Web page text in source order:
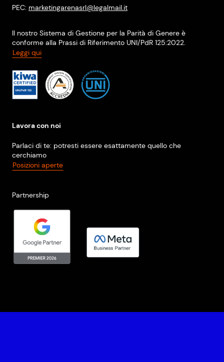
PEC: marketingarenasrl@legalmail.it
Il nostro Sistema di Gestione per la Parità di Genere è
conforme alla Prassi di Riferimento UNI/PdR 125:2022.
Leggi qui
Lavora con noi
Parlaci di te: potresti essere esattamente quello che
cerchiamo
Posizioni aperte
Partnership